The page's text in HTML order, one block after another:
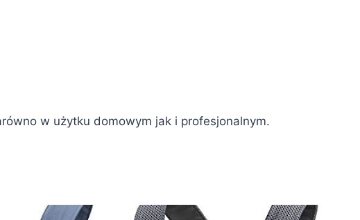
w użytku domowym jak i profesjonalnym.